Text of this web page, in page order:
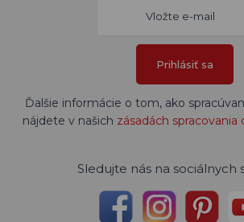
Prihlásiť sa
Ďalšie informácie o tom, ako
nájdete v našich zásadách
Sledujte nás na sociálnych